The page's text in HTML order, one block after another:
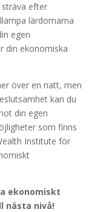
efter
lärdomarna
egen
din ekonomiska
över en natt, men
kan du
din egen
som finns
Institute för
ekonomiskt
nästa nivå!